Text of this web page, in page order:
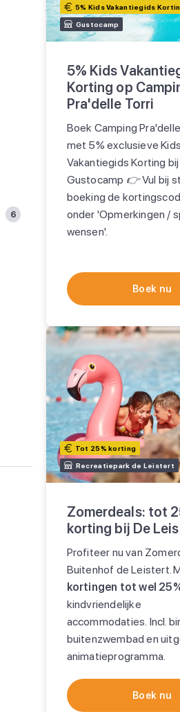
6
5% Kids Vakantiegids
Gustocamp
5% Kids
Korting op
Pra'delle Torri
Boek Camping
met 5% exclusieve Kids
Vakantiegids Korting bij
Gustocamp 👉Vul bij
boeking de
onder 'Opmerkingen /
wensen'.
Boek nu
Tot 25% korting
Recreatiepark de Leistert
Zomerdeals: tot
korting bij De
Profiteer nu van
Buitenhof de Leistert.
kortingen tot wel
kindvriendelijke
accommodaties. Incl.
buitenzwembad en
animatieprogramma.
Boek nu